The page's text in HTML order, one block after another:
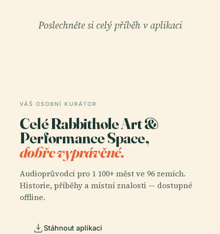
Poslechněte si celý příběh v aplikaci
VÁŠ OSOBNÍ KURÁTOR
Celé Rabbithole Art &
Performance Space,
dobře vyprávěné.
Audioprůvodci pro 1 100+ měst ve 96 zemích.
Historie, příběhy a místní znalosti — dostupné
offline.
Stáhnout aplikaci